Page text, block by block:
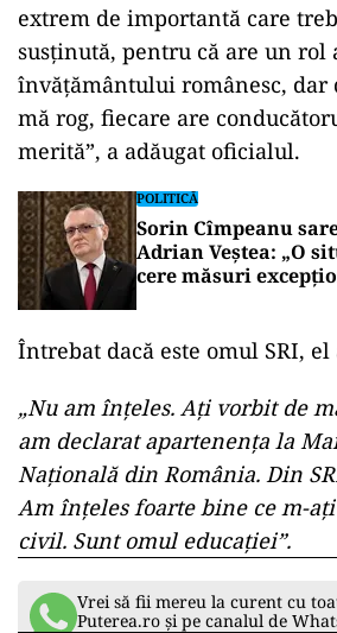
extrem de importantă care
susținută, pentru că are un rol
învățământului românesc, dar
mă rog, fiecare are
merită”, a adăugat oficialul.
POLITICĂ
Sorin Cîmpeanu
Adrian Veștea: „O
cere măsuri
Întrebat dacă este omul SRI, el
„Nu am înțeles. Ați vorbit de
am declarat apartenența la
Națională din România. Din
Am înțeles foarte bine ce m-
civil. Sunt omul educației”.
Vrei să fii mereu la curent cu
Puterea.ro și pe canalul de